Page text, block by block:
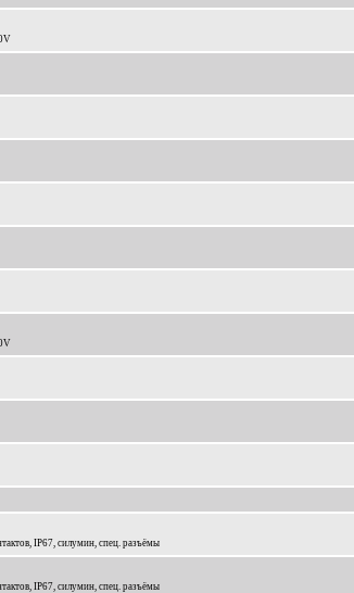
IP67, силумин, спец. разъёмы
IP67, силумин, спец. разъёмы